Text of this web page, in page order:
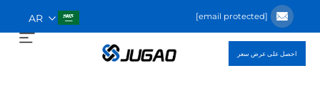
[email protected]
AR
احصل على عرض سعر